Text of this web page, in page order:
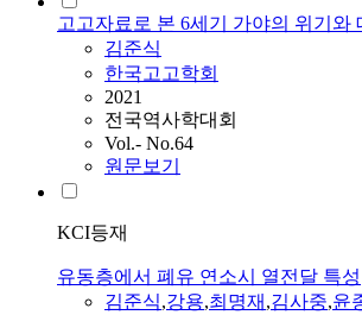
고고자료로 본 6세기 가야의 위기와
김준식
한국고고학회
2021
전국역사학대회
Vol.- No.64
원문보기
KCI등재
유동층에서 폐유 연소시 열전달 특성
김준식,강용,최명재 ,김사중,윤